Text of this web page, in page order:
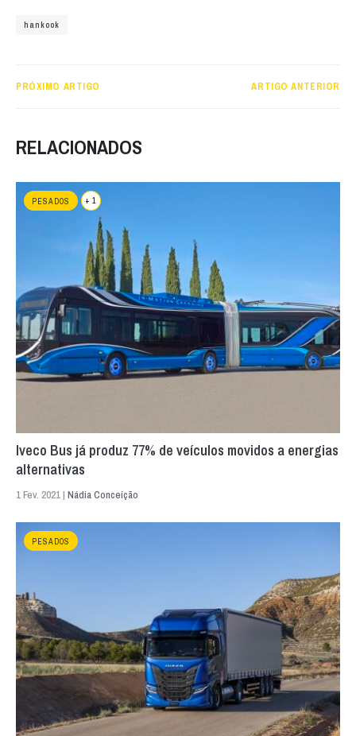
hankook
PRÓXIMO ARTIGO ARTIGO ANTERIOR
RELACIONADOS
PESADOS + 1
Iveco Bus já produz 77% de veículos movidos a energias
alternativas
1 Fev. 2021 | Nádia Conceição
PESADOS